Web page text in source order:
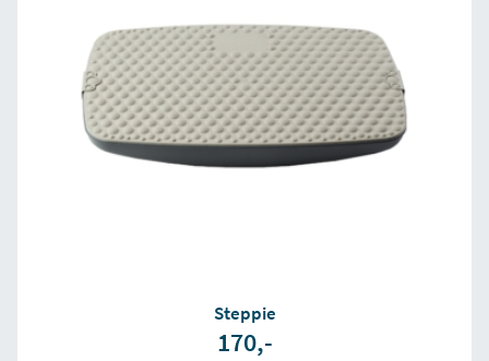
Steppie
170,-